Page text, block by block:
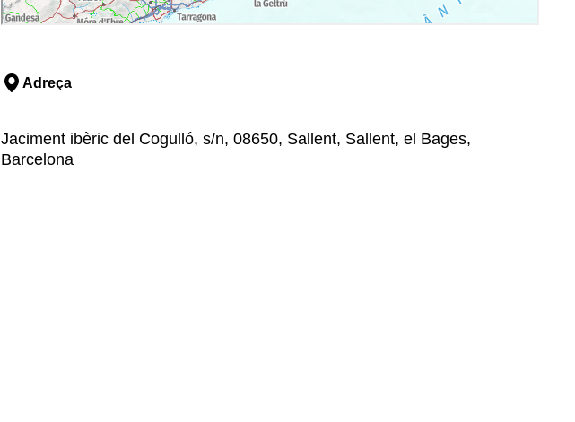
Adreça
Jaciment ibèric del Cogulló, s/n, 08650, Sallent, Sallent, el Bages,
Barcelona